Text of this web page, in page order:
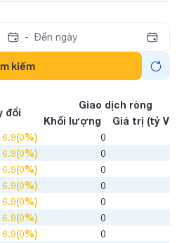
-
kiếm
đổi
Giao dịch ròng
Khối lượng
Giá trị (tỷ
6.9(0%)
0
6.9(0%)
0
6.9(0%)
0
6.9(0%)
0
6.9(0%)
0
6.9(0%)
0
6.9(0%)
0